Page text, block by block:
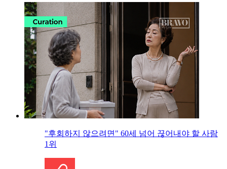
"후회하지 않으려면" 60세 넘어 끊어내야 할 사람
1위